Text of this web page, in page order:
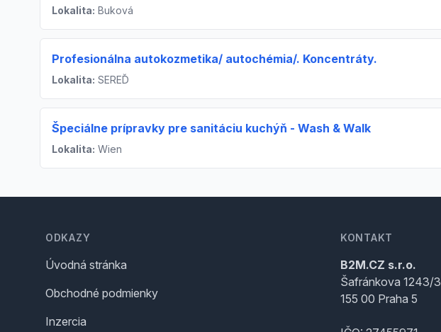
Lokalita: Buková
Profesionálna autokozmetika/ autochémia/. Koncentráty.
Lokalita: SEREĎ
Špeciálne prípravky pre sanitáciu kuchýň - Wash & Walk
Lokalita: Wien
ODKAZY
Úvodná stránka
Obchodné podmienky
Inzercia
KONTAKT
B2M.CZ s.r.o.
Šafránkova 1243/3
155 00 Praha 5